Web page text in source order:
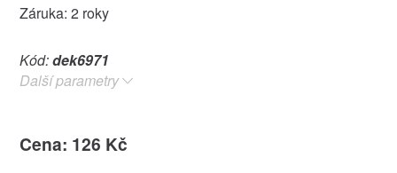
Záruka: 2 roky
Kód:dek6971
Další parametry
Cena: 126 Kč